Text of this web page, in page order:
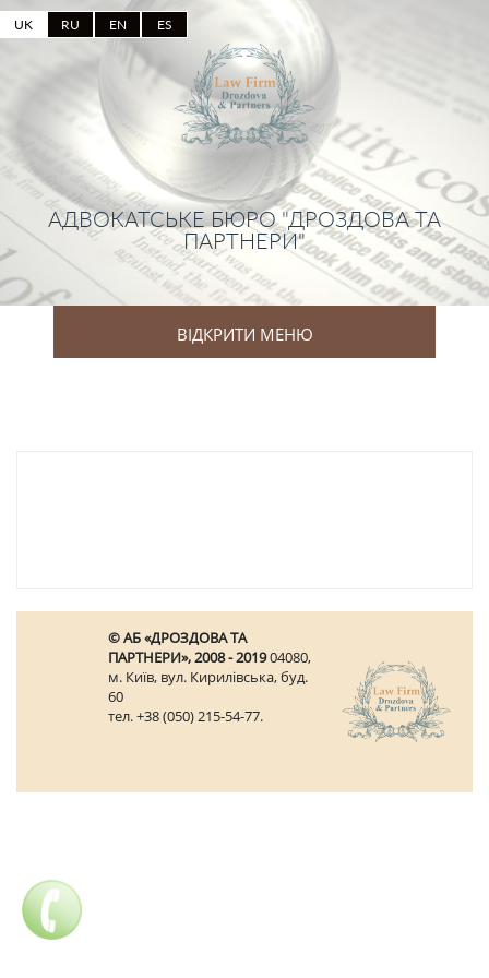
UK RU EN ES
АДВОКАТСЬКЕ БЮРО "ДРОЗДОВА ТА
ПАРТНЕРИ"
ВІДКРИТИ МЕНЮ
© АБ «ДРОЗДОВА ТА
ПАРТНЕРИ», 2008 - 201904080,
м. Київ, вул. Кирилівська, буд.
60
тел. +38 (050) 215-54-77.